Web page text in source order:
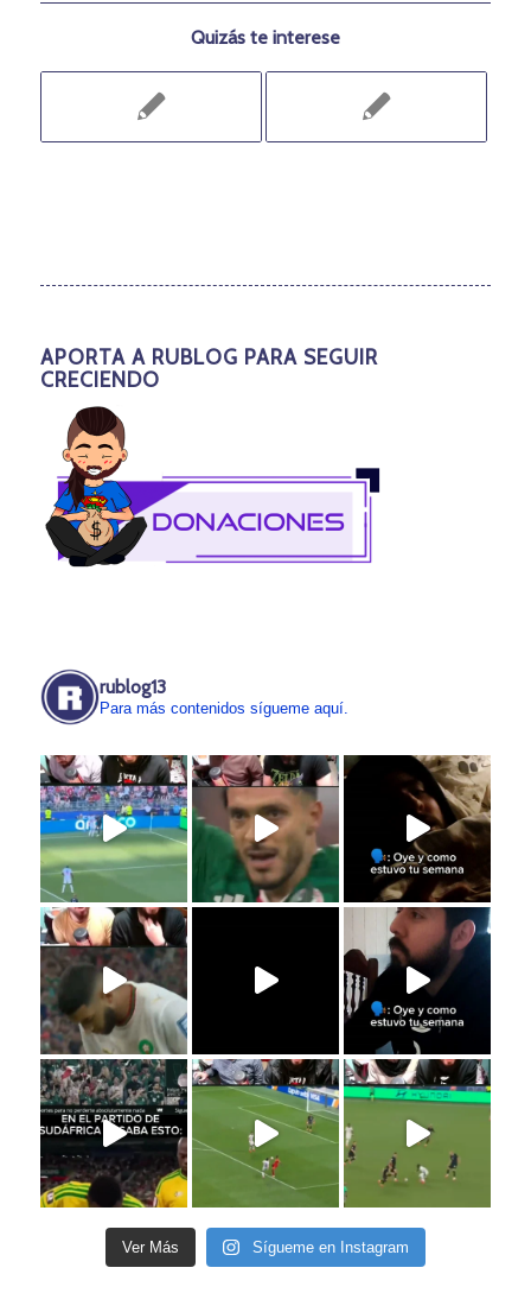
Quizás te interese
APORTA A RUBLOG PARA SEGUIR
CRECIENDO
rublog13
Para más contenidos sígueme aquí.
Ver Más Sígueme en Instagram